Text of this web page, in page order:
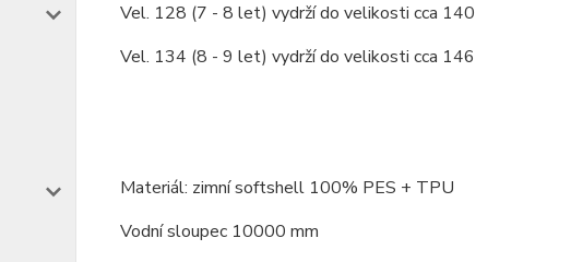
Vel. 128 (7 - 8 let) vydrží do velikosti cca 140
Vel. 134 (8 - 9 let) vydrží do velikosti cca 146
Materiál: zimní softshell 100% PES + TPU
Vodní sloupec 10000 mm